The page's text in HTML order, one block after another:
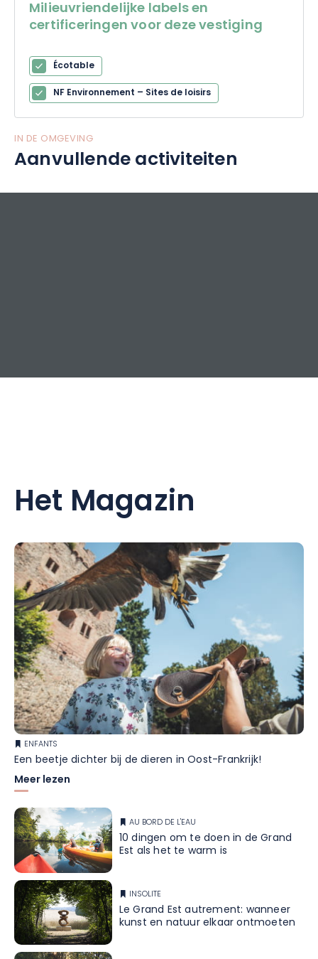
Milieuvriendelijke labels en
certificeringen voor deze vestiging
Écotable
NF Environnement – Sites de loisirs
IN DE OMGEVING
Aanvullende activiteiten
Het Magazin
ENFANTS
Een beetje dichter bij de dieren in Oost-Frankrijk!
Meer lezen
AU BORD DE L'EAU
10 dingen om te doen in de Grand
Est als het te warm is
INSOLITE
Le Grand Est autrement: wanneer
kunst en natuur elkaar ontmoeten